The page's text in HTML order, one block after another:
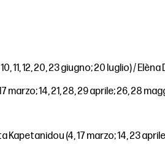
11, 12, 20, 23 giugno; 20 luglio) /
14, 21, 28, 29 aprile; 26, 28
(4, 17 marzo; 14, 23 aprile;